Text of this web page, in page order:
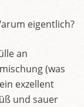
eigentlich?
an
(was
exzellent
und sauer